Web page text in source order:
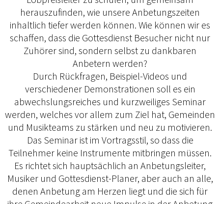
herauszufinden, wie unsere Anbetungszeiten
inhaltlich tiefer werden können. Wie können wir es
schaffen, dass die Gottesdienst Besucher nicht nur
Zuhörer sind, sondern selbst zu dankbaren
Anbetern werden?
Durch Rückfragen, Beispiel-Videos und
verschiedener Demonstrationen soll es ein
abwechslungsreiches und kurzweiliges Seminar
werden, welches vor allem zum Ziel hat, Gemeinden
und Musikteams zu stärken und neu zu motivieren.
Das Seminar ist im Vortragsstil, so dass die
Teilnehmer keine Instrumente mitbringen müssen.
Es richtet sich hauptsächlich an Anbetungsleiter,
Musiker und Gottesdienst-Planer, aber auch an alle,
denen Anbetung am Herzen liegt und die sich für